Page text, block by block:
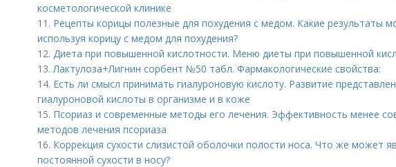
косметологической клинике
11. Рецепты корицы полезные для похудения с медом. Какие результаты
используя корицу с медом для похудения?
12. Диета при повышенной кислотности. Меню диеты при повышенной
13.Лактулоза+Лигнин сорбент №50 табл. Фармакологические свойства:
14. Есть ли смысл принимать гиалуроновую кислоту. Развитие
гиалуроновой кислоты в организме и в коже
15. Псориаз и современные методы его лечения. Эффективность менее
методов лечения псориаза
16. Коррекция сухости слизистой оболочки полости носа. Что же может
постоянной сухости в носу?